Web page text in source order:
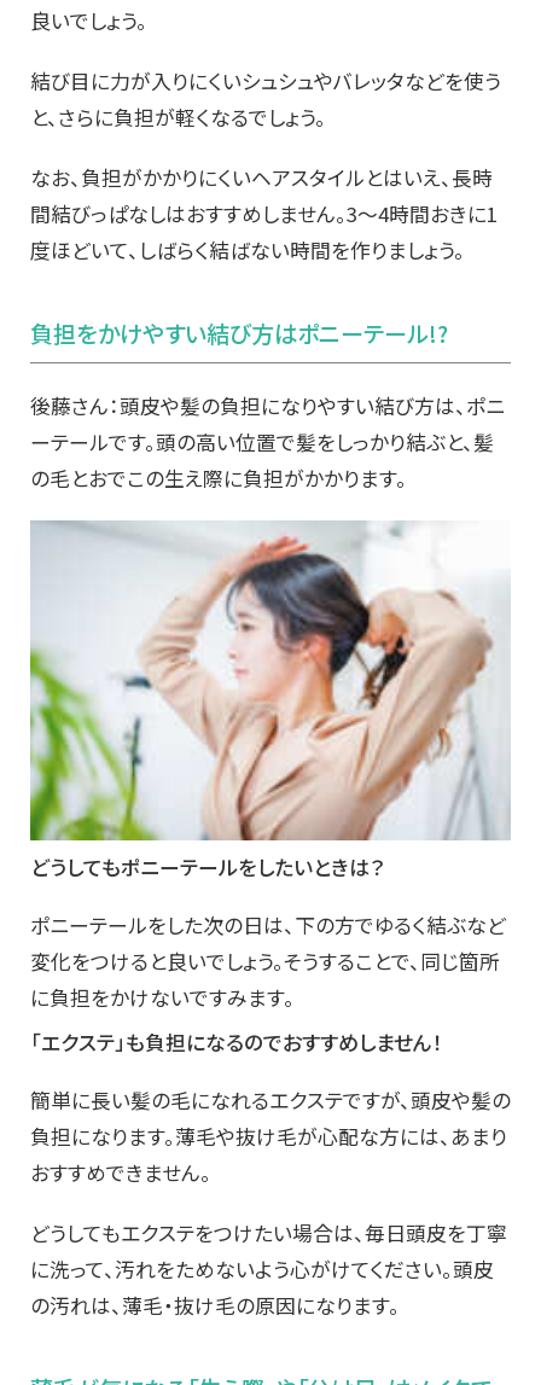
良いでしょう。
結び目に力が入りにくいシュシュやバレッタなどを使う
と、さらに負担が軽くなるでしょう。
なお、負担がかかりにくいヘアスタイルとはいえ、長時
間結びっぱなしはおすすめしません。3～4時間おきに1
度ほどいて、しばらく結ばない時間を作りましょう。
負担をかけやすい結び方はポニーテール!?
後藤さん：頭皮や髪の負担になりやすい結び方は、ポニ
ーテールです。頭の高い位置で髪をしっかり結ぶと、髪
の毛とおでこの生え際に負担がかかります。
どうしてもポニーテールをしたいときは？
ポニーテールをした次の日は、下の方でゆるく結ぶなど
変化をつけると良いでしょう。そうすることで、同じ箇所
に負担をかけないですみます。
「エクステ」も負担になるのでおすすめしません！
簡単に長い髪の毛になれるエクステですが、頭皮や髪の
負担になります。薄毛や抜け毛が心配な方には、あまり
おすすめできません。
どうしてもエクステをつけたい場合は、毎日頭皮を丁寧
に洗って、汚れをためないよう心がけてください。頭皮
の汚れは、薄毛・抜け毛の原因になります。